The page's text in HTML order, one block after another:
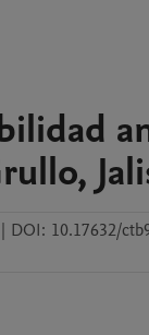
| DOI: 10.17632/